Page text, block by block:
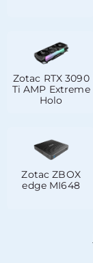
Zotac RTX 3090
Ti AMP Extreme
Holo
Zotac ZBOX
edge MI648